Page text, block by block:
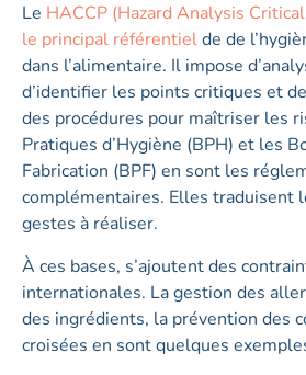
Le HACCP (Hazard Analysis
le principal référentielde de
dans l’alimentaire. Il impose
d’identifier les points critiques et
des procédures pour maîtriser les
Pratiques d’Hygiène (BPH) et les
Fabrication (BPF) en sont les
complémentaires. Elles traduisent
gestes à réaliser.
À ces bases, s’ajoutent des
internationales. La gestion des
des ingrédients, la prévention des
croisées en sont quelques